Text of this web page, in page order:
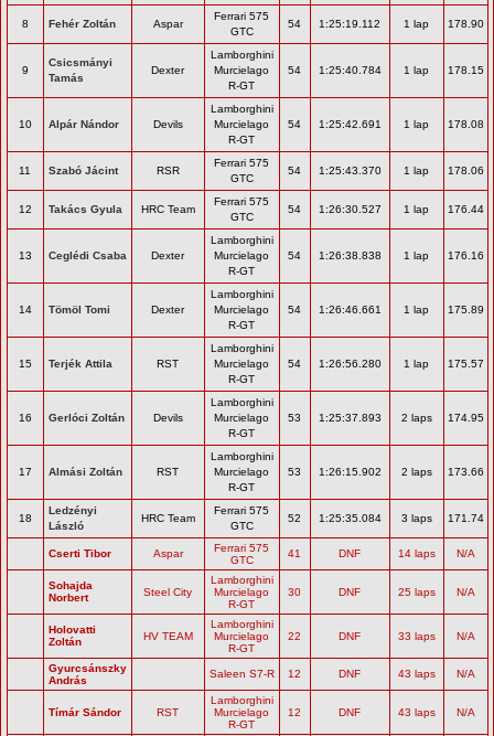
8 Fehér Zoltán Aspar
Ferrari 575
GTC
54 1:25:19.112 1 lap 178.90
9
Csicsmányi
Tamás
Dexter
Lamborghini
Murcielago
R-GT
54 1:25:40.784 1 lap 178.15
10 Alpár Nándor Devils
Lamborghini
Murcielago
R-GT
54 1:25:42.691 1 lap 178.08
11 Szabó Jácint RSR
Ferrari 575
GTC
54 1:25:43.370 1 lap 178.06
12 Takács Gyula HRC Team
Ferrari 575
GTC
54 1:26:30.527 1 lap 176.44
13 Ceglédi Csaba Dexter
Lamborghini
Murcielago
R-GT
54 1:26:38.838 1 lap 176.16
14 Tömöl Tomi Dexter
Lamborghini
Murcielago
R-GT
54 1:26:46.661 1 lap 175.89
15 Terjék Attila RST
Lamborghini
Murcielago
R-GT
54 1:26:56.280 1 lap 175.57
16 Gerlóci Zoltán Devils
Lamborghini
Murcielago
R-GT
53 1:25:37.893 2 laps 174.95
17 Almási Zoltán RST
Lamborghini
Murcielago
R-GT
53 1:26:15.902 2 laps 173.66
18
Ledzényi
László
HRC Team
Ferrari 575
GTC
52 1:25:35.084 3 laps 171.74
Cserti Tibor Aspar
Ferrari 575
GTC
41 DNF 14 laps N/A
Sohajda
Norbert
Steel City
Lamborghini
Murcielago
R-GT
30 DNF 25 laps N/A
Holovatti
Zoltán
HV TEAM
Lamborghini
Murcielago
R-GT
22 DNF 33 laps N/A
Gyurcsánszky
András
Saleen S7-R 12 DNF 43 laps N/A
Tímár Sándor RST
Lamborghini
Murcielago
R-GT
12 DNF 43 laps N/A